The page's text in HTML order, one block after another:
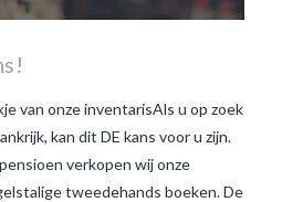
van onze inventarisAls u op zoek
kan dit DE kans voor u zijn.
verkopen wij onze
tweedehands boeken. De